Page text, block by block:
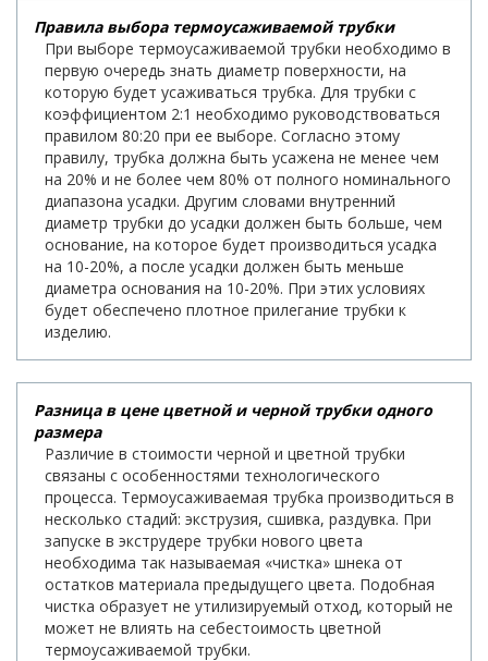
Правила выбора термоусаживаемой трубки
При выборе термоусаживаемой трубки необходимо в
первую очередь знать диаметр поверхности, на
которую будет усаживаться трубка. Для трубки с
коэффициентом 2:1 необходимо руководствоваться
правилом 80:20 при ее выборе. Согласно этому
правилу, трубка должна быть усажена не менее чем
на 20% и не более чем 80% от полного номинального
диапазона усадки. Другим словами внутренний
диаметр трубки до усадки должен быть больше, чем
основание, на которое будет производиться усадка
на 10-20%, а после усадки должен быть меньше
диаметра основания на 10-20%. При этих условиях
будет обеспечено плотное прилегание трубки к
изделию.
Разница в цене цветной и черной трубки одного
размера
Различие в стоимости черной и цветной трубки
связаны с особенностями технологического
процесса. Термоусаживаемая трубка производиться в
несколько стадий: экструзия, сшивка, раздувка. При
запуске в экструдере трубки нового цвета
необходима так называемая «чистка» шнека от
остатков материала предыдущего цвета. Подобная
чистка образует не утилизируемый отход, который не
может не влиять на себестоимость цветной
термоусаживаемой трубки.